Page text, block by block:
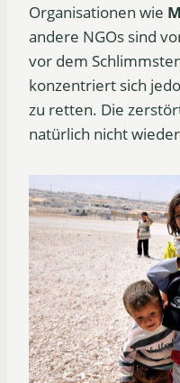
Organisationen wie
andere NGOs sind
vor dem
konzentriert sich
zu retten. Die
natürlich nicht